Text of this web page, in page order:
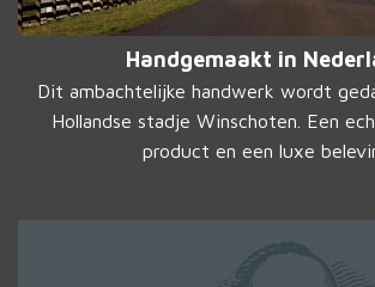
Handgemaakt in
Dit ambachtelijke handwerk wordt
Hollandse stadje Winschoten. Een
product en een luxe